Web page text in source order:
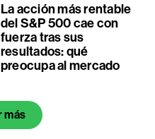
La acción más rentable
del S&P 500 cae con
fuerza tras sus
resultados: qué
preocupa al mercado
más